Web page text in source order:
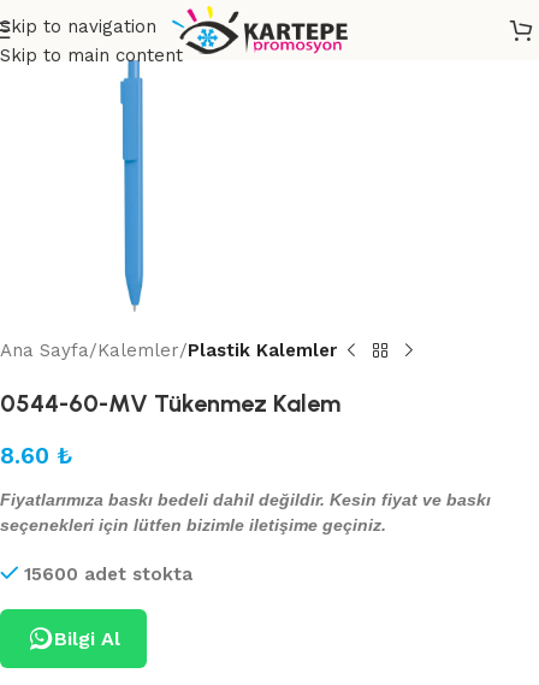
Skip to navigation
Skip to main content
Ana Sayfa Kalemler Plastik Kalemler
0544-60-MV Tükenmez Kalem
8.60 ₺
Fiyatlarımıza baskı bedeli dahil değildir. Kesin fiyat ve baskı
seçenekleri için lütfen bizimle iletişime geçiniz.
15600 adet stokta
Bilgi Al